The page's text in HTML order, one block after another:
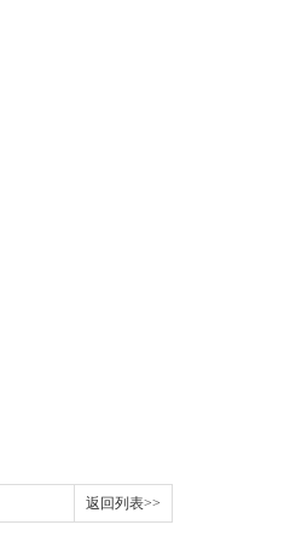
返回列表>>